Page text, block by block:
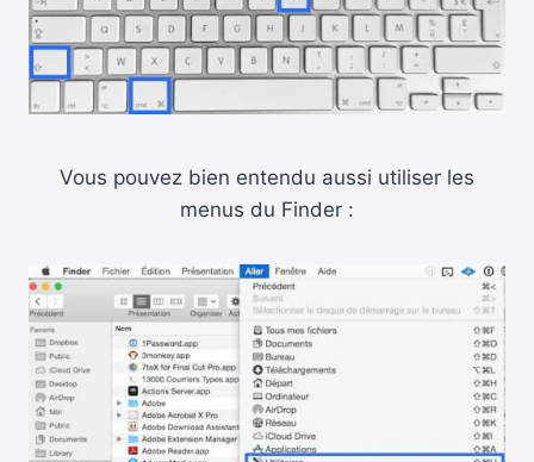
Vous pouvez bien entendu aussi utiliser les
menus du Finder :